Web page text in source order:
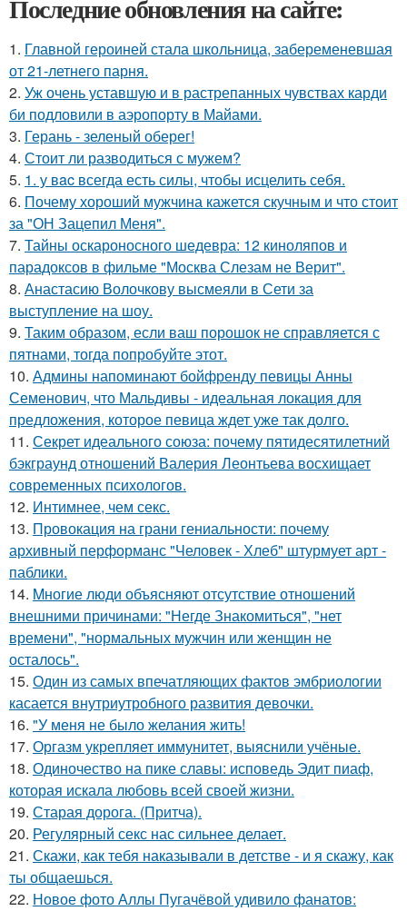
Последние обновления на сайте:
1. Главной героиней стала школьница, забеременевшая
от 21-летнего парня.
2. Уж очень уставшую и в растрепанных чувствах карди
би подловили в аэропорту в Майами.
3. Герань - зеленый оберег!
4. Стоит ли разводиться с мужем?
5. 1. у вac всегда есть силы, чтобы исцелить себя.
6. Почему хороший мужчина кажется скучным и что стоит
за "ОН Зацепил Меня".
7. Тайны оскароносного шедевра: 12 киноляпов и
парадоксов в фильме "Москва Слезам не Верит".
8. Анастасию Волочкову высмеяли в Сети за
выступление на шоу.
9. Таким образом, если ваш порошок не справляется с
пятнами, тогда попробуйте этот.
10. Админы напоминают бойфренду певицы Анны
Семенович, что Мальдивы - идеальная локация для
предложения, которое певица ждет уже так долго.
11. Секрет идеального союза: почему пятидесятилетний
бэкграунд отношений Валерия Леонтьева восхищает
современных психологов.
12. Интимнее, чем секс.
13. Провокация на грани гениальности: почему
архивный перформанс "Человек - Хлеб" штурмует арт -
паблики.
14. Mногие люди объясняют отсутствие отношений
внешними причинами: "Негде Знакомиться", "нет
времени", "нормальных мужчин или женщин не
осталось".
15. Один из самых впечатляющих фактов эмбриологии
касается внутриутробного развития девочки.
16. "У меня не было желания жить!
17. Оргазм укрепляет иммунитет, выяснили учёные.
18. Одиночество на пике славы: исповедь Эдит пиаф,
которая искала любовь всей своей жизни.
19. Старая дорога. (Притча).
20. Регулярный секс нас сильнее делает.
21. Скажи, как тебя наказывали в детстве - и я скажу, как
ты общаешься.
22. Новое фото Аллы Пугачёвой удивило фанатов: